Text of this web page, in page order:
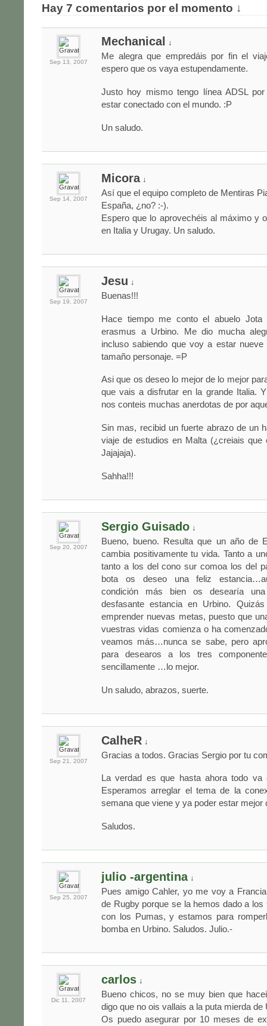
Hay 7 comentarios por el momento ↓
Sep 13, 2007
Mechanical ↓
Me alegra que empredáis por fin el
espero que os vaya estupendamente.
Justo hoy mismo tengo línea ADSL
estar conectado con el mundo. :P
Un saludo.
Sep 14, 2007
Micora↓
Así que el equipo completo de Mentiras
España, ¿no? :-).
Espero que lo aprovechéis al máximo y
en Italia y Urugay. Un saludo.
Sep 19, 2007
Jesu ↓
Buenas!!!
Hace tiempo me conto el abuelo
erasmus a Urbino. Me dio mucha
incluso sabiendo que voy a estar
tamaño personaje. =P
Asi que os deseo lo mejor de lo mejor
que vais a disfrutar en la grande Italia.
nos conteis muchas anerdotas de por
Sin mas, recibid un fuerte abrazo de un
viaje de estudios en Malta (¿creiais que
Jajajaja).
Sahha!!!
Sep 20, 2007
Sergio Guisado ↓
Bueno, bueno. Resulta que un año de
cambia positivamente tu vida. Tanto a
tanto a los del cono sur comoa los del
bota os deseo una feliz
condición más bien os desearía
desfasante estancia en Urbino.
emprender nuevas metas, puesto que
vuestras vidas comienza o ha
veamos más…nunca se sabe, pero
para desearos a los tres
sencillamente …lo mejor.
Un saludo, abrazos, suerte.
Sep 21, 2007
CalheR ↓
Gracias a todos. Gracias Sergio por tu
La verdad es que hasta ahora todo va
Esperamos arreglar el tema de la
semana que viene y ya poder estar mejor
Saludos.
Sep 25, 2007
julio -argentina↓
Pues amigo Cahler, yo me voy a
de Rugby porque se la hemos dado a los
con los Pumas, y estamos para
bomba en Urbino. Saludos. Julio.-
Dic 11, 2007
carlos ↓
Bueno chicos, no se muy bien que
digo que no ois vallais a la puta mierda de
Os puedo asegurar por 10 meses de